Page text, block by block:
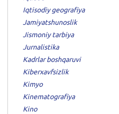
Iqtisodiy geografiya
Jamiyatshunoslik
Jismoniy tarbiya
Jurnalistika
Kadrlar boshqaruvi
Kiberxavfsizlik
Kimyo
Kinematografiya
Kino